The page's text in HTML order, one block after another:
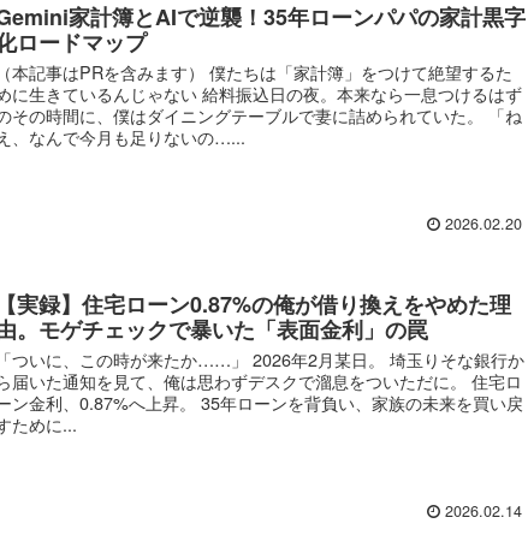
家計簿とAIで逆襲！35年ローンパパの家計黒字
ロードマップ
（本記事はPRを含みます） 僕たちは「家計簿」をつけて絶望するた
に生きているんじゃない 給料振込日の夜。本来なら一息つけるはず
その時間に、僕はダイニングテーブルで妻に詰められていた。 「ね
、なんで今月も足りないの…...
2026.02.20
【実録】住宅ローン0.87%の俺が借り換えをやめた理
。モゲチェックで暴いた「表面金利」の罠
「ついに、この時が来たか……」 2026年2月某日。 埼玉りそな銀行か
届いた通知を見て、俺は思わずデスクで溜息をついただに。 住宅ロ
ン金利、0.87%へ上昇。 35年ローンを背負い、家族の未来を買い戻
ために...
2026.02.14